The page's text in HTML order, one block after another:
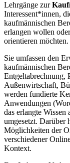
Lehrgänge zur
Interessent*innen,
kaufmännischen
erlangen wollen
orientieren möchten.
Sie umfassen den
kaufmännischen
Entgeltabrechnung,
Außenwirtschaft,
werden fundierte
Anwendungen
das erlangte
umgesetzt. Darüber
Möglichkeiten der
verschiedener
Kontext.